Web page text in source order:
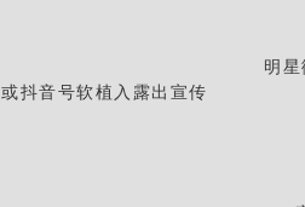
明
或抖音号软植入露出 宣传